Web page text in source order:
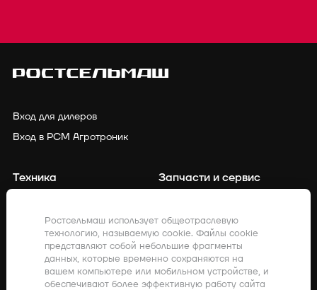
Вход для дилеров
Вход в РСМ Агротроник
Техника
Точное земледелие
Закупки
Запчасти и сервис
Клиенты о нас
Акции
Ростсельмаш использует общеотраслевую
технологию, называемую cookie. Файлы cookie
представляют собой небольшие фрагменты
данных, которые временно сохраняются на
вашем компьютере или мобильном устройстве, и
обеспечивают более эффективную работу сайта